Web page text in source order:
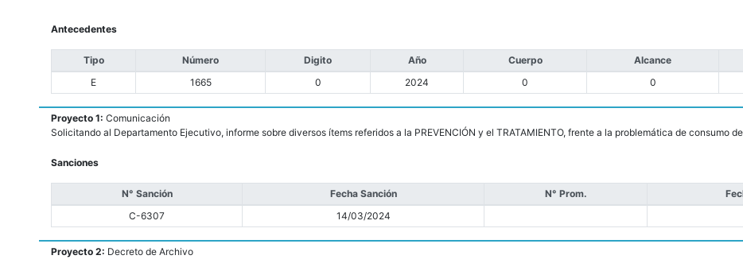
Antecedentes
Tipo Número Digito Año Cuerpo Alcance
E
1665 0 2024 0 0
Proyecto 1: Comunicación
Solicitando al Departamento Ejecutivo, informe sobre diversos ítems referidos a la PREVENCIÓN y el TRATAMIENTO, frente a la problemática de consumo
Sanciones
N° Sanción Fecha Sanción N° Prom.
C-6307
14/03/2024
Proyecto 2: Decreto de Archivo